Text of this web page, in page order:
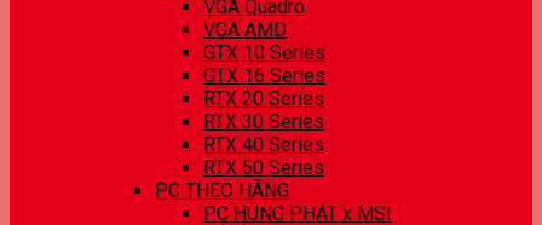
VGA Quadro
VGA AMD
GTX 10 Series
GTX 16 Series
RTX 20 Series
RTX 30 Series
RTX 40 Series
RTX 50 Series
PC THEO HÃNG
PC HÙNG PHÁT x MSI